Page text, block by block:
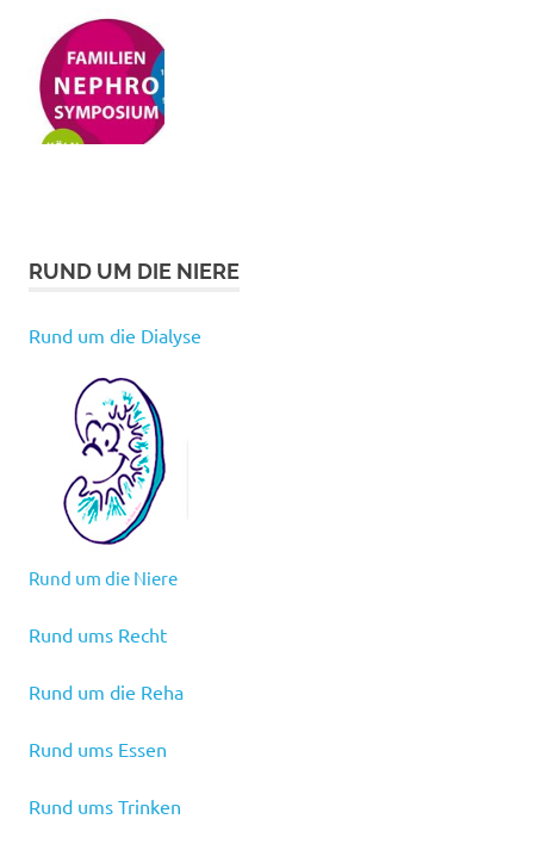
RUND UM DIE NIERE
Rund um die Dialyse
Rund um die Niere
Rund ums Recht
Rund um die Reha
Rund ums Essen
Rund ums Trinken